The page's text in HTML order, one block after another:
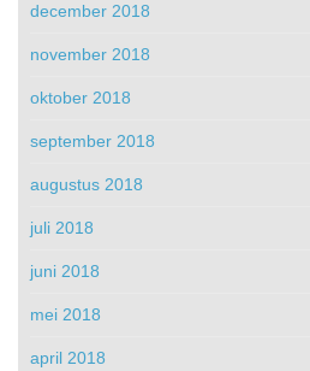
december 2018
november 2018
oktober 2018
september 2018
augustus 2018
juli 2018
juni 2018
mei 2018
april 2018